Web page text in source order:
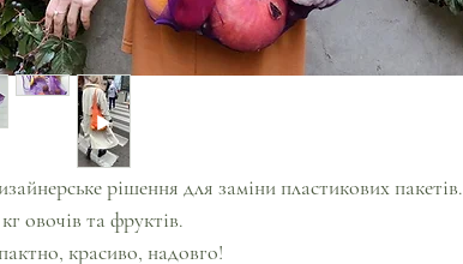
рішення для заміни пластикових пакетів.
овочів та фруктів.
красиво, надовго!